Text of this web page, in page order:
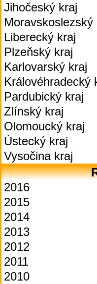
Jihočeský kraj
Moravskoslezský
Liberecký kraj
Plzeňský kraj
Karlovarský kraj
Královéhradecký
Pardubický kraj
Zlínský kraj
Olomoucký kraj
Ústecký kraj
Vysočina kraj
2016
2015
2014
2013
2012
2011
2010